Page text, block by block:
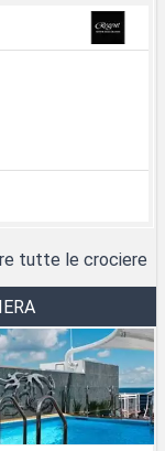
tutte le crociere